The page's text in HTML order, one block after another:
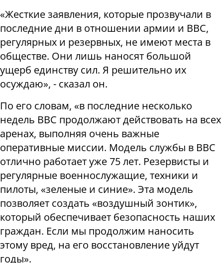
«Жесткие заявления, которые прозвучали в
последние дни в отношении армии и ВВС,
регулярных и резервных, не имеют места в
обществе. Они лишь наносят большой
ущерб единству сил. Я решительно их
осуждаю», - сказал он.
По его словам, «в последние несколько
недель ВВС продолжают действовать на всех
аренах, выполняя очень важные
оперативные миссии. Модель службы в ВВС
отлично работает уже 75 лет. Резервисты и
регулярные военнослужащие, техники и
пилоты, «зеленые и синие». Эта модель
позволяет создать «воздушный зонтик»,
который обеспечивает безопасность наших
граждан. Если мы продолжим наносить
этому вред, на его восстановление уйдут
годы».